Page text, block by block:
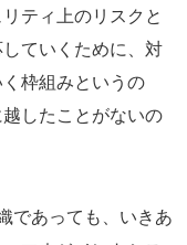
ティ上のリスクと
ていくために、対
枠組みというの
したことがないの
であっても、いきあ